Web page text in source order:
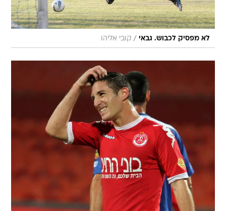
לא מפסיק לכבוש. גבאי / קובי אליהו